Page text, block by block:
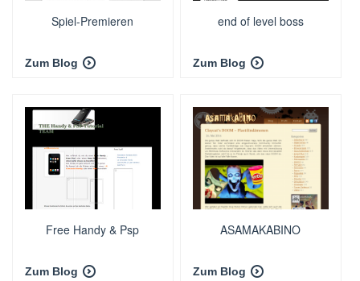
Spiel-Premieren
Zum Blog
end of level boss
Zum Blog
Free Handy & Psp
Zum Blog
ASAMAKABINO
Zum Blog